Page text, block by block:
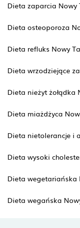
Dieta zaparcia Nowy
Dieta osteoporoza
Dieta refluks Nowy
Dieta wrzodziejące
Dieta nieżyt żołądka
Dieta miażdżyca
Dieta nietolerancje i
Dieta wysoki
Dieta wegetariańska
Dieta wegańska